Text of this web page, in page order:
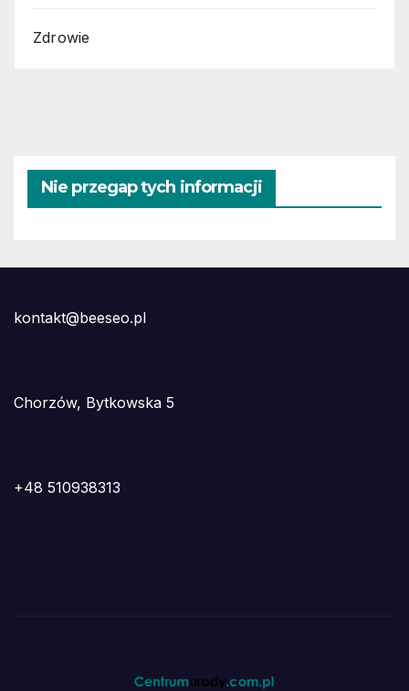
Zdrowie
Nie przegap tych informacji
kontakt@beeseo.pl
Chorzów, Bytkowska 5
+48 510938313